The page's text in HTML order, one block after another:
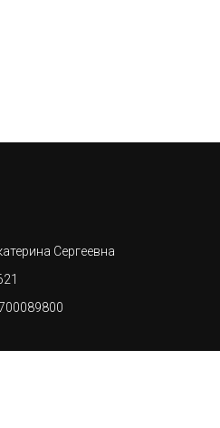
Сергеевна